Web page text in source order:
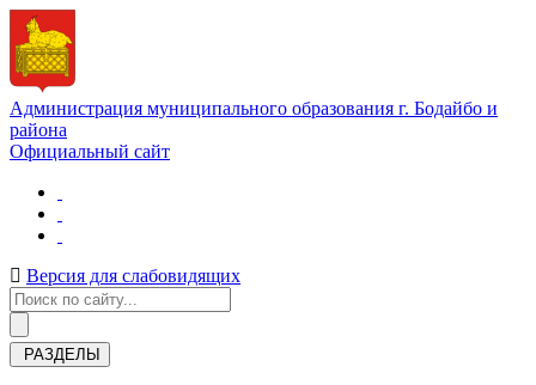
Администрация муниципального образования г. Бодайбо и
района
Официальный сайт
Версия для слабовидящих
РАЗДЕЛЫ